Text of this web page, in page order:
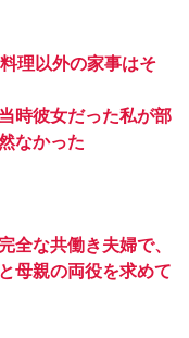
理以外の家事はそ
時彼女だった私が部
なかった
全な共働き夫婦で、
母親の両役を求めて